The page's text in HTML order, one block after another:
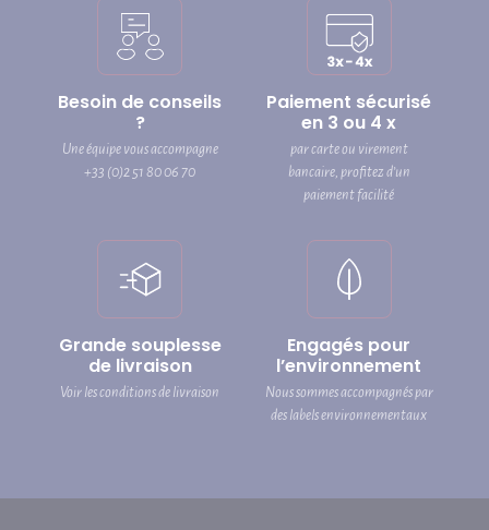
Besoin de conseils
?
Une équipe vous accompagne
+33 (0)2 51 80 06 70
Paiement sécurisé
en 3 ou 4 x
par carte ou virement
bancaire, profitez d’un
paiement facilité
Grande souplesse
de livraison
Voir les conditions de livraison
Engagés pour
l’environnement
Nous sommes accompagnés par
des labels environnementaux